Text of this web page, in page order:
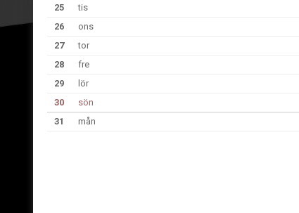
25
tis
26
ons
27
tor
28
fre
29
lör
30
sön
31 mån